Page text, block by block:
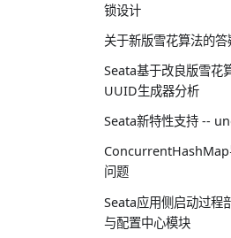
锁设计
关于新版雪花算法的答
Seata基于改良版雪花
UUID生成器分析
Seata新特性支持 --
ConcurrentHashMap
问题
Seata应用侧启动过
与配置中心模块